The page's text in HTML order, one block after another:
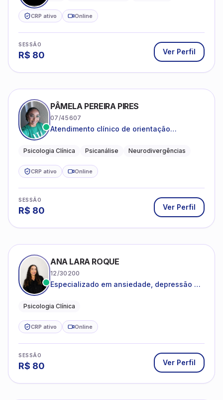
CRP ativo Online
SESSÃO
R$ 80 Ver Perfil
PÂMELA PEREIRA PIRES
07/45607
Atendimento clínico de orientação
crianças neurotípicas
Psicologia Clínica Psicanálise Neurodivergências
CRP ativo Online
SESSÃO
R$ 80 Ver Perfil
ANA LARA ROQUE
12/30200
Especializado em ansiedade, depressão e
Psicologia Clínica
CRP ativo Online
SESSÃO
R$ 80 Ver Perfil